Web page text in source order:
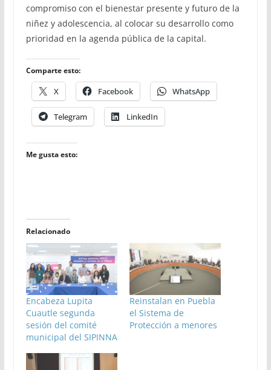
compromiso con el bienestar presente y futuro de la
niñez y adolescencia, al colocar su desarrollo como
prioridad en la agenda pública de la capital.
Comparte esto:
X Facebook WhatsApp
Telegram LinkedIn
Me gusta esto:
Relacionado
Encabeza Lupita
Cuautle segunda
sesión del comité
municipal del SIPINNA
Reinstalan en Puebla
el Sistema de
Protección a menores